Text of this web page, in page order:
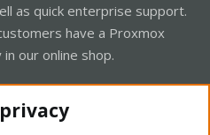
as quick enterprise support.
have a Proxmox
our online shop.